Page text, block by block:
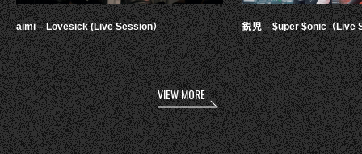
aimi – Lovesick (Live Session） 鋭児 – $uper $onic（Live
VIEW MORE